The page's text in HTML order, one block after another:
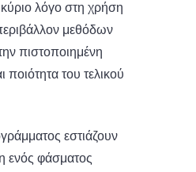
κύριο λόγο στη χρήση
μεθόδων
πιστοποιημένη
ποιότητα του τελικού
εστιάζουν
ενός φάσματος